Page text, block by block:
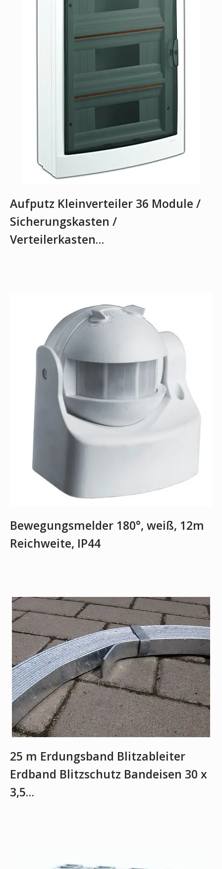
Aufputz Kleinverteiler 36 Module /
Sicherungskasten /
Verteilerkasten…
Bewegungsmelder 180°, weiß, 12m
Reichweite, IP44
25 m Erdungsband Blitzableiter
Erdband Blitzschutz Bandeisen 30 x
3,5…